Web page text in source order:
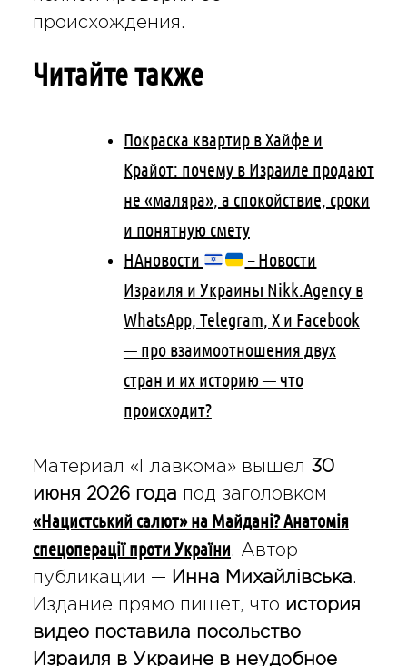
происхождения.
Читайте также
Покраска квартир в Хайфе и
Крайот: почему в Израиле продают
не «маляра», а спокойствие, сроки
и понятную смету
НАновости
– Новости
Израиля и Украины Nikk.Agency в
WhatsApp, Telegram, X и Facebook
— про взаимоотношения двух
стран и их историю — что
происходит?
Материал «Главкома» вышел 30
июня 2026 года под заголовком
«Нацистський салют» на Майдані? Анатомія
спецоперації проти України . Автор
публикации — Инна Михайлівська
Издание прямо пишет, что история
видео поставила посольство
Израиля в Украине в неудобное